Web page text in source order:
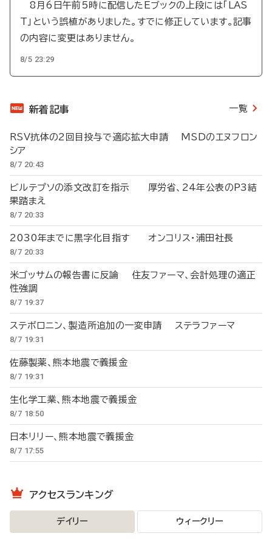
8月6日午前5時に配信したEブックの上段には「LAS
T」という誤植がありました。すでに修正しています。記事
の内容に変更はありません。
8/5 23:29
新着記事 一覧
RSV抗体の2回目投与で適応拡大申請 MSDのエヌフロン
シア
8/7 20:43
ビルテプソの添文改訂を指示 厚労省、24年公表のP3結
果踏まえ
8/7 20:33
2030年までに黒字化目指す オンコリス・浦田社長
8/7 20:33
米ゴッサムの報告書に反論 住友ファーマ、会計処理の適正
性強調
8/7 19:37
ステボロニン、製造所追加の一変申請 ステラファーマ
8/7 19:31
佐藤製薬、熊本地震で義援金
8/7 19:31
生化学工業、熊本地震で義援金
8/7 18:50
日本リリー、熊本地震で義援金
8/7 17:55
アクセスランキング
デイリー ウィークリー